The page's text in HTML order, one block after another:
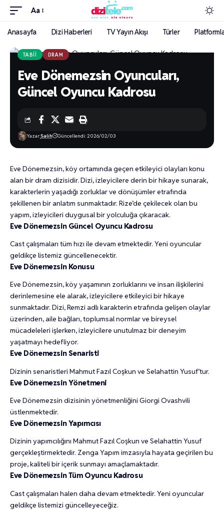
Aa
Anasayfa Dizi Haberleri TV Yayın Akışı Türler
TABII DRAM
Eve Dönemezsin Oyuncuları,
Güncel Oyuncu Kadrosu
Yazar:Salih Güncellendi: 2026/02/03
Eve Dönemezsin, köy ortamında geçen etkileyici olayları konu
alan bir dram dizisidir. Dizi, izleyicilere derin bir hikaye sunarak,
karakterlerin yaşadığı zorluklar ve dönüşümler etrafında
şekillenen bir anlatım sunmaktadır. Rize’de çekilecek olan bu
yapım, izleyicileri duygusal bir yolculuğa çıkaracak.
Eve Dönemezsin Güncel Oyuncu Kadrosu
Cast çalışmaları tüm hızı ile devam etmektedir. Yeni oyuncular
geldikçe listemiz güncellenecektir.
2
Mehmet Kurtuluş
Eve Dönemezsin Konusu
Eve Dönemezsin, köy yaşamının zorluklarını ve insan ilişkilerini
derinlemesine ele alarak, izleyicilere etkileyici bir hikaye
sunmaktadır. Dizi, Remzi adlı karakterin etrafında gelişen olaylar
üzerinden, aile bağları, toplumsal normlar ve bireysel
mücadeleleri işlerken, izleyicilere unutulmaz bir deneyim
yaşatmayı hedefliyor.
Eve Dönemezsin Senaristi
Dizinin senaristleri Mahmut Fazıl Coşkun ve Selahattin Yusuf’tur.
Eve Dönemezsin Yönetmeni
Eve Dönemezsin dizisinin yönetmenliğini Giorgi Ovashvili
üstlenmektedir.
Eve Dönemezsin Yapımcısı
Dizinin yapımcılığını Mahmut Fazıl Coşkun ve Selahattin Yusuf
gerçekleştirmektedir. Zenga Yapım imzasıyla hayata geçirilen bu
proje, kaliteli bir içerik sunmayı amaçlamaktadır.
Eve Dönemezsin Tüm Oyuncu Kadrosu
Cast çalışmaları halen daha devam etmektedir. Yeni oyuncular
geldikçe listemizi güncelleyeceğiz.